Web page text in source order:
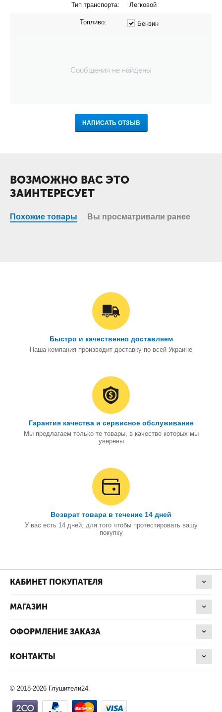
Тип транспорта: Легковой
Топливо: Бензин
Сообщения не найдены
НАПИСАТЬ ОТЗЫВ
ВОЗМОЖНО ВАС ЭТО
ЗАИНТЕРЕСУЕТ
Похожие товары Вы просматривали ранее
Быстро и качественно доставляем
Наша компания производит доставку по всей Украине
Гарантия качества и сервисное обслуживание
Мы предлагаем только те товары, в качестве которых мы
уверены
Возврат товара в течение 14 дней
У вас есть 14 дней, для того чтобы протестировать вашу
покупку
КАБИНЕТ ПОКУПАТЕЛЯ
МАГАЗИН
ОФОРМЛЕНИЕ ЗАКАЗА
КОНТАКТЫ
© 2018-2026 Глушители24.